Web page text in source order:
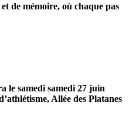
de mémoire, où chaque pas
le samedi samedi 27 juin
Allée des Platanes